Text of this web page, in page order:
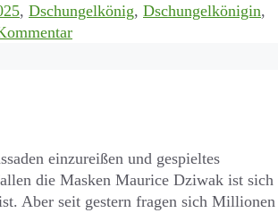
, Dschungelkönig, Dschungelkönigin,
einzureißen und gespieltes
die Masken Maurice Dziwak ist sich
Aber seit gestern fragen sich Millionen